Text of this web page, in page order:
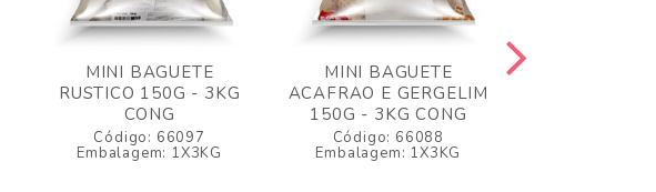
MINI BAGUETE
RUSTICO 150G - 3KG
CONG
Código: 66097
Embalagem: 1X3KG
MINI BAGUETE
ACAFRAO E GERGELIM
150G - 3KG CONG
Código: 66088
Embalagem: 1X3KG